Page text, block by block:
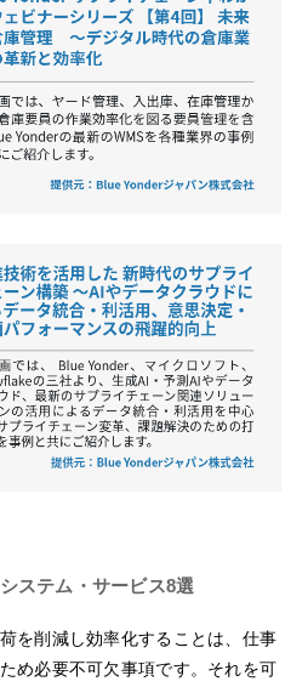
ステム・サービス8選
を削減し効率化することは、仕事
め必要不可欠事項です。それを可